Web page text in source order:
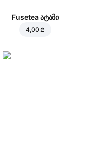
Fusetea ატამი
4,00 ₾